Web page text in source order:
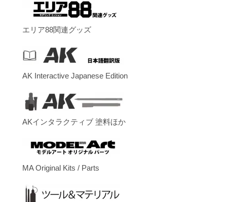
エリア88関連グッズ
AK Interactive Japanese Edition
AKインタラクティブ 塗料ほか
MA Original Kits / Parts